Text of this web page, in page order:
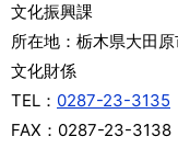
文化振興課
所在地： 栃木県大田
文化財係
TEL： 0287-23-3135
FAX： 0287-23-3138